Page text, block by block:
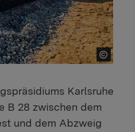
Karlsruhe
B 28 zwischen dem
und dem Abzweig